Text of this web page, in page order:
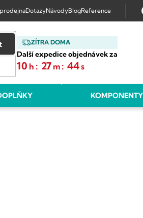
DotazyNávodyBlogReference
ZÍTRA DOMA
Další expedice objednávek za
10 h : 27 m : 43s
KOMPONENTY